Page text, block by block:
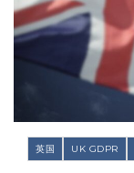
英国 UK GDPR